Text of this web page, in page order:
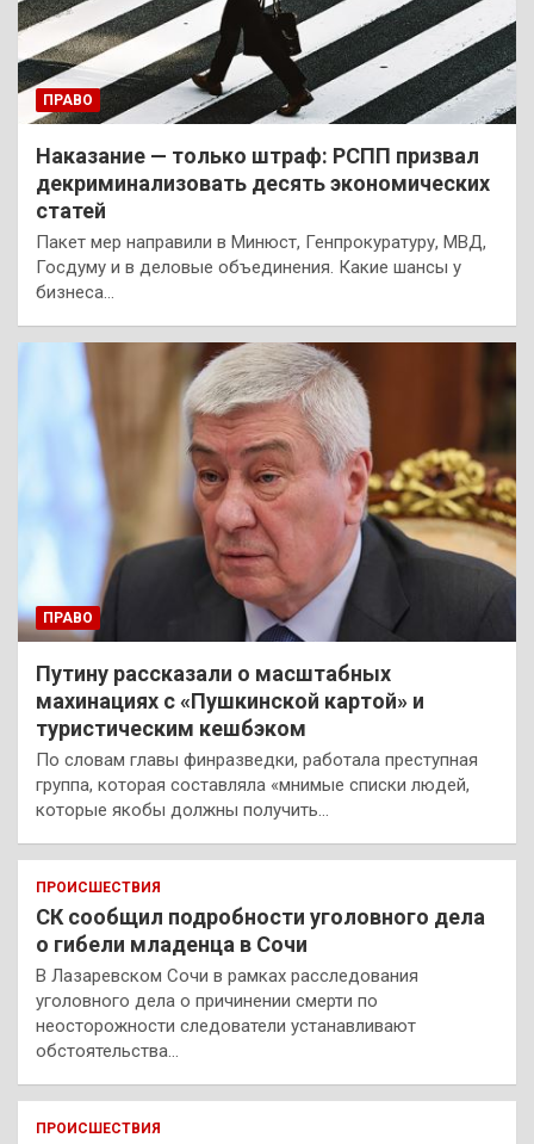
ПРАВО
Наказание — только штраф: РСПП призвал
декриминализовать десять экономических
статей
Пакет мер направили в Минюст, Генпрокуратуру, МВД,
Госдуму и в деловые объединения. Какие шансы у
бизнеса…
ПРАВО
Путину рассказали о масштабных
махинациях с «Пушкинской картой» и
туристическим кешбэком
По словам главы финразведки, работала преступная
группа, которая составляла «мнимые списки людей,
которые якобы должны получить…
ПРОИСШЕСТВИЯ
СК сообщил подробности уголовного дела
о гибели младенца в Сочи
В Лазаревском Сочи в рамках расследования
уголовного дела о причинении смерти по
неосторожности следователи устанавливают
обстоятельства…
ПРОИСШЕСТВИЯ